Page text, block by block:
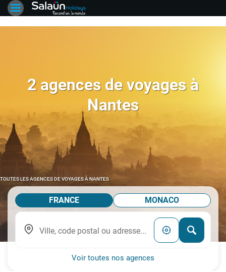
2 agences de voyages à
Nantes
TOUTES LES AGENCES DE VOYAGES À NANTES
FRANCE MONACO
Voir toutes nos agences